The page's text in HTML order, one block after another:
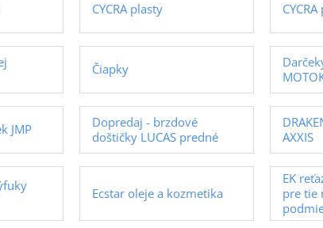
CYCRA plasty
Čiapky
JMP
Dopredaj - brzdové
doštičky LUCAS predné
AXXIS
Ecstar oleje a kozmetika
EK
pre tie